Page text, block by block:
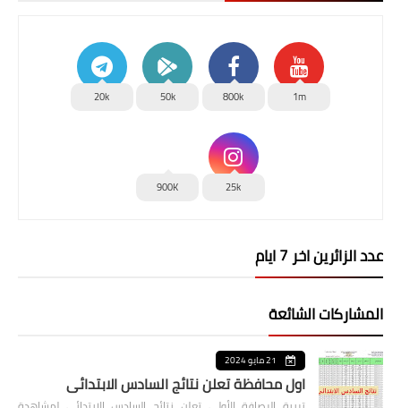
1m
800k
50k
20k
25k
900K
عدد الزائرين اخر 7 ايام
المشاركات الشائعة
21 مايو 2024
اول محافظة تعلن نتائج السادس الابتدائي